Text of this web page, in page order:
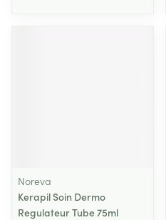
Noreva
Kerapil Soin Dermo
Regulateur Tube 75ml